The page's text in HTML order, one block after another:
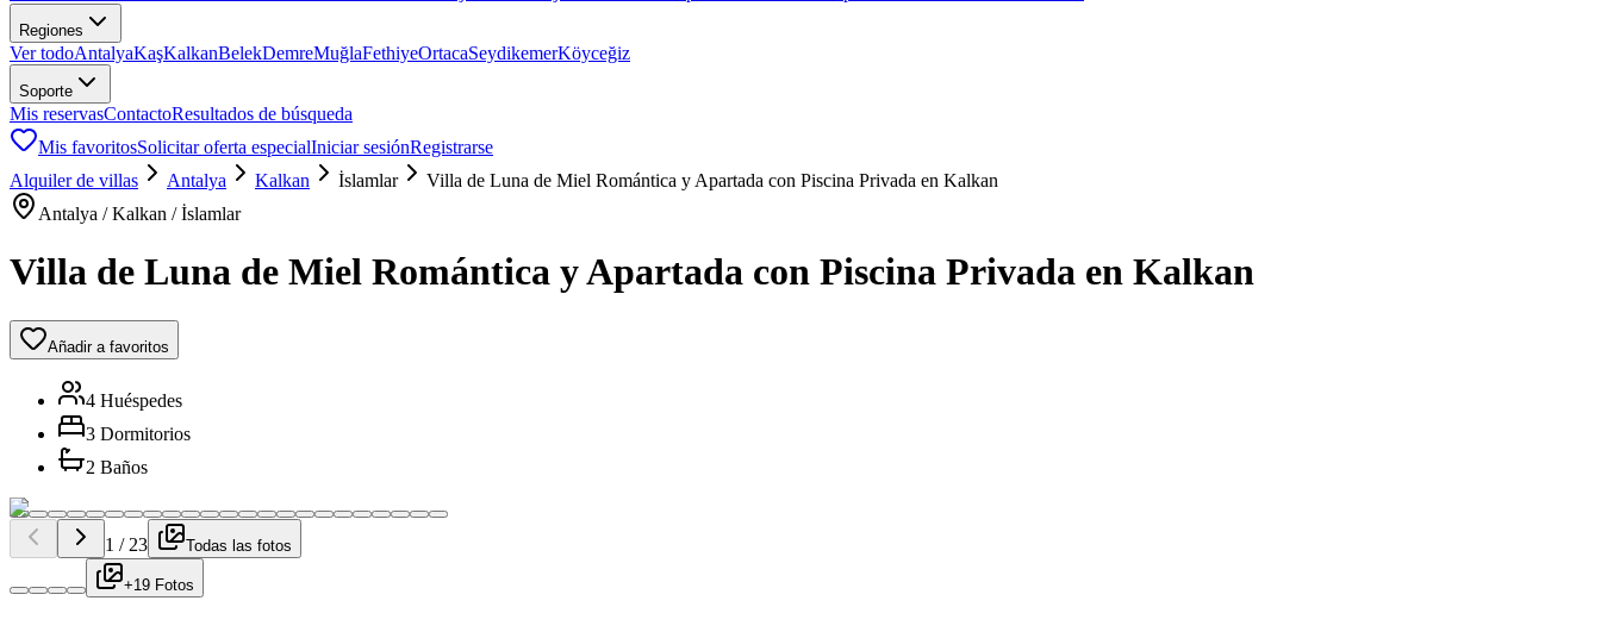
Regiones
Ver todoAntalyaKaşKalkanBelekDemreMuğlaFethiyeOrtacaSeydikemerKöyceğiz
Soporte
Mis reservasContactoResultados de búsqueda
Mis favoritosSolicitar oferta especialIniciar sesiónRegistrarse
Alquiler de villas
Antalya Kalkan İslamlar
Villa de Luna de Miel Romántica y Apartada con Piscina Privada en Kalkan
Antalya / Kalkan / İslamlar
Villa de Luna de Miel Romántica y Apartada con Piscina Privada en Kalkan
Añadir a favoritos
4 Huéspedes
3 Dormitorios
2 Baños
1 / 23 Todas las fotos
+19 Fotos